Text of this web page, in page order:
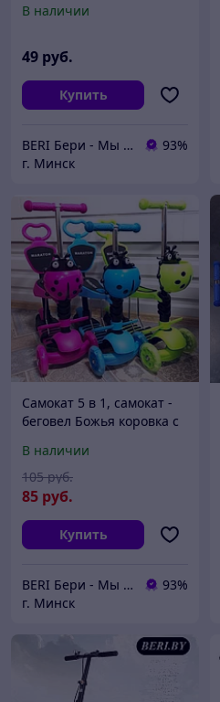
светящиеся колеса
В наличии
49 руб.
Купить
BERI Бери - Мы ненавидим демпинг, но нас вынуждают конкуренты
93%
г. Минск
Самокат 5 в 1, самокат -
беговел Божья коровка с
Scooter, беговел, 4110
В наличии
85 руб.
105 руб.
Купить
BERI Бери - Мы ненавидим демпинг, но нас вынуждают конкуренты
93%
г. Минск